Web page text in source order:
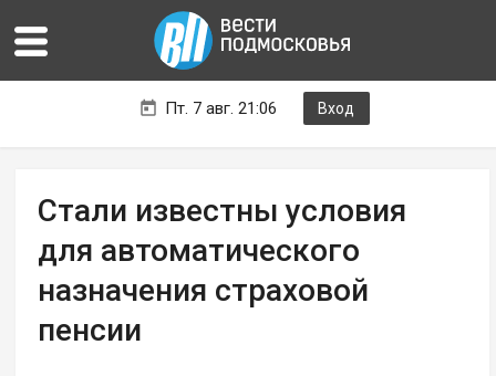
Пт. 7 авг. 21:06 Вход
Стали известны условия
для автоматического
назначения страховой
пенсии